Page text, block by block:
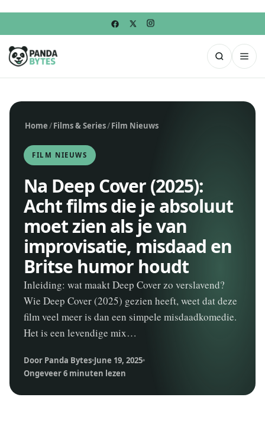
Home/Films & Series/Film Nieuws
FILM NIEUWS
Na Deep Cover (2025):
Acht films die je absoluut
moet zien als je van
improvisatie, misdaad en
Britse humor houdt
Inleiding: wat maakt Deep Cover zo verslavend?
Wie Deep Cover (2025) gezien heeft, weet dat deze
film veel meer is dan een simpele misdaadkomedie.
Het is een levendige mix…
Door Panda Bytes June 19, 2025
Ongeveer 6 minuten lezen